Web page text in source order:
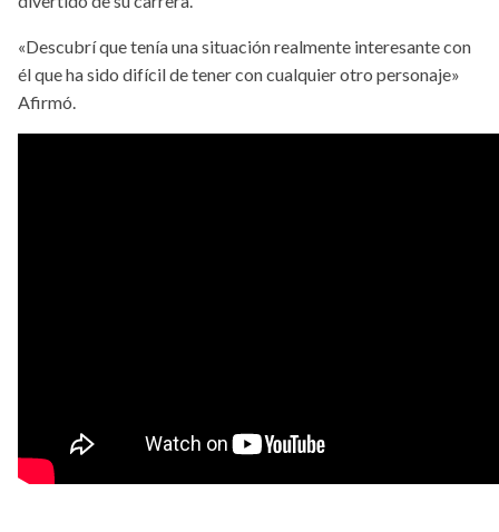
«Descubrí que tenía una situación realmente interesante con
él que ha sido difícil de tener con cualquier otro personaje»
Afirmó.